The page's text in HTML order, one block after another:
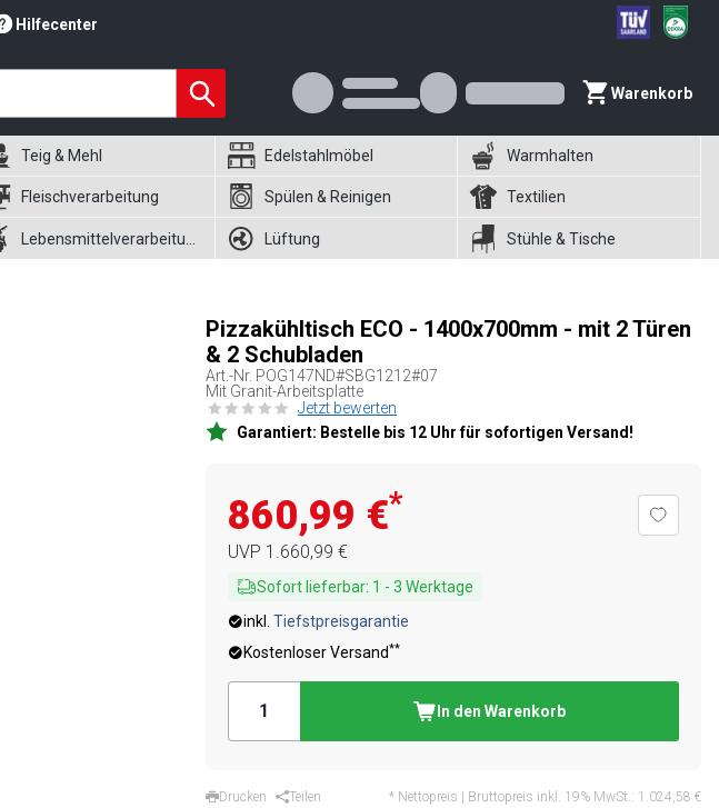
Hilfecenter
Warenkorb
Teig & Mehl Edelstahlmöbel Warmhalten
Fleischverarbeitung Spülen & Reinigen Textilien
Lüftung Stühle & Tische
Pizzakühltisch ECO - 1400x700mm - mit 2 Türen
& 2 Schubladen
Art.-Nr. POG147ND#SBG1212#07
Mit Granit-Arbeitsplatte
Jetzt bewerten
Garantiert: Bestelle bis 12 Uhr für sofortigen Versand!
860,99 €*
UVP 1.660,99 €
Sofort lieferbar: 1 - 3 Werktage
inkl. Tiefstpreisgarantie
Kostenloser Versand**
In den Warenkorb
Drucken Teilen * Nettopreis | Bruttopreis inkl. 19% MwSt.: 1.024,58 €